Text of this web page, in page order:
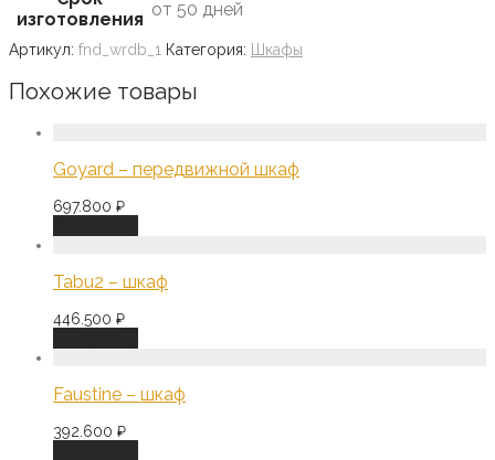
изготовления от 50 дней
Артикул: fnd_wrdb_1 Категория: Шкафы
Похожие товары
Goyard – передвижной шкаф
697.800 ₽
Tabu2 – шкаф
446.500 ₽
Faustine – шкаф
392.600 ₽